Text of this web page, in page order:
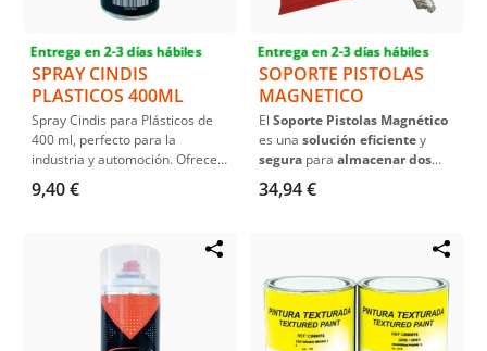
Entrega en 2-3 días hábiles
SPRAY CINDIS
PLASTICOS 400ML
Spray Cindis para Plásticos de
400 ml, perfecto para la
industria y automoción. Ofrece
un acabado duradero y
resistente en superficies
9,40 €
Entrega en 2-3 días hábiles
SOPORTE PISTOLAS
MAGNETICO
El Soporte Pistolas Magnético
es una solución eficientey
segura para almacenar dos
pistolas de
Fabricado en
instalación y movilidad
dentro de la cabina de
pulverización.
34,94 €